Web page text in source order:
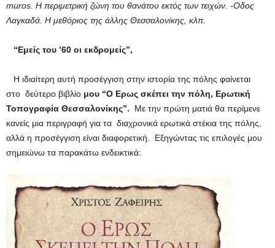
muros. Η περιμετρική ζώνη του θανάτου εκτός των τειχών. -Οδος
Λαγκαδά. Η μεθόριος της άλλης Θεσσαλονίκης, κλπ.
“Εμείς του ’60 οι εκδρομείς”,
Η ιδιαίτερη αυτή προσέγγιση στην ιστορία της πόλης φαίνεται
στο δεύτερο βιβλίο μου “Ο Ερως σκέπει την πόλη, Ερωτική
Τοπογραφία Θεσσαλονίκης”. Με την πρώτη ματιά θα περίμενε
κανείς μια περιγραφή για τα διαχρονικά ερωτικά στέκια της πόλης,
αλλά η προσέγγιση είναι διαφορετική. Εξηγώντας τις επιλογές μου
σημειώνω τα παρακάτω ενδεικτικά: